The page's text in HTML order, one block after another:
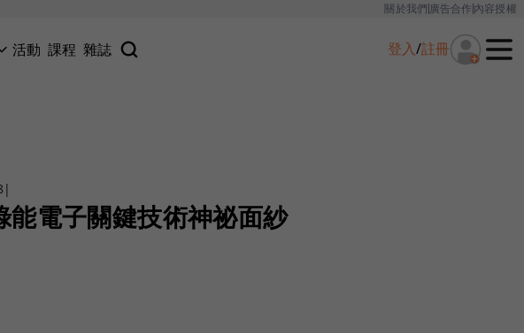
關於我們廣告合作內容授權
活動 課程 雜誌 登入/註冊
|
能電子關鍵技術神祕面紗